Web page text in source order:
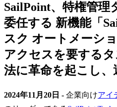
SailPoint、特権管理
委任する 新機能「
スク オートメーシ
アクセスを要する
法に革命を起こし、
2024年11月20日 - 企業向けアイ